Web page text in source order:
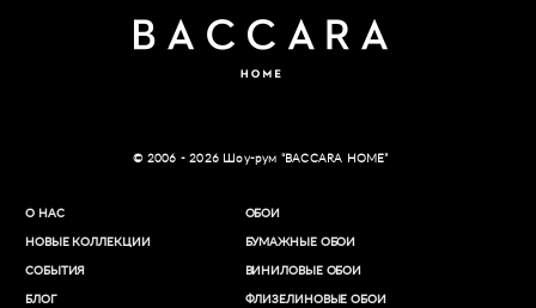
© 2006 - 2026 Шоу-рум “BACCARA HOME”
О НАС
НОВЫЕ КОЛЛЕКЦИИ
СОБЫТИЯ
БЛОГ
ОБОИ
БУМАЖНЫЕ ОБОИ
ВИНИЛОВЫЕ ОБОИ​
ФЛИЗЕЛИНОВЫЕ ОБОИ